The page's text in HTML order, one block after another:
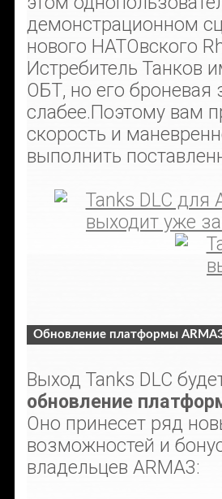
демонстрационном
нового НАТОвского
Истребитель Танков
ОБТ, но его броневая
слабее.Поэтому вам
скорость и
выполнить
Обновление платформы
Выход Tanks DLC
обновление
Оно принесет ряд
возможностей и
владельцев ARMA3: